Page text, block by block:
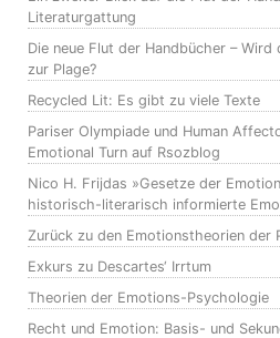
Literaturgattung
Die neue Flut der Handbücher –
zur Plage?
Recycled Lit: Es gibt zu viele Texte
Pariser Olympiade und Human
Emotional Turn auf Rsozblog
Nico H. Frijdas »Gesetze der
historisch-literarisch informierte
Zurück zu den Emotionstheorien der
Exkurs zu Descartes‘ Irrtum
Theorien der Emotions-Psychologie
Recht und Emotion: Basis- und